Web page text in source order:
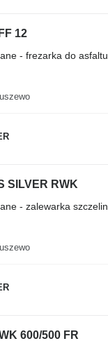
12
- frezarka do asfaltu
SILVER RWK
- zalewarka szczelin
600/500 FR